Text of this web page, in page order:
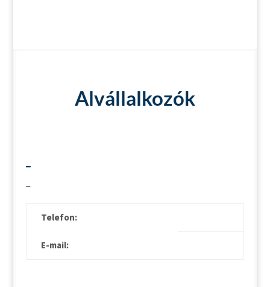
Alvállalkozók
Telefon:
E-mail: